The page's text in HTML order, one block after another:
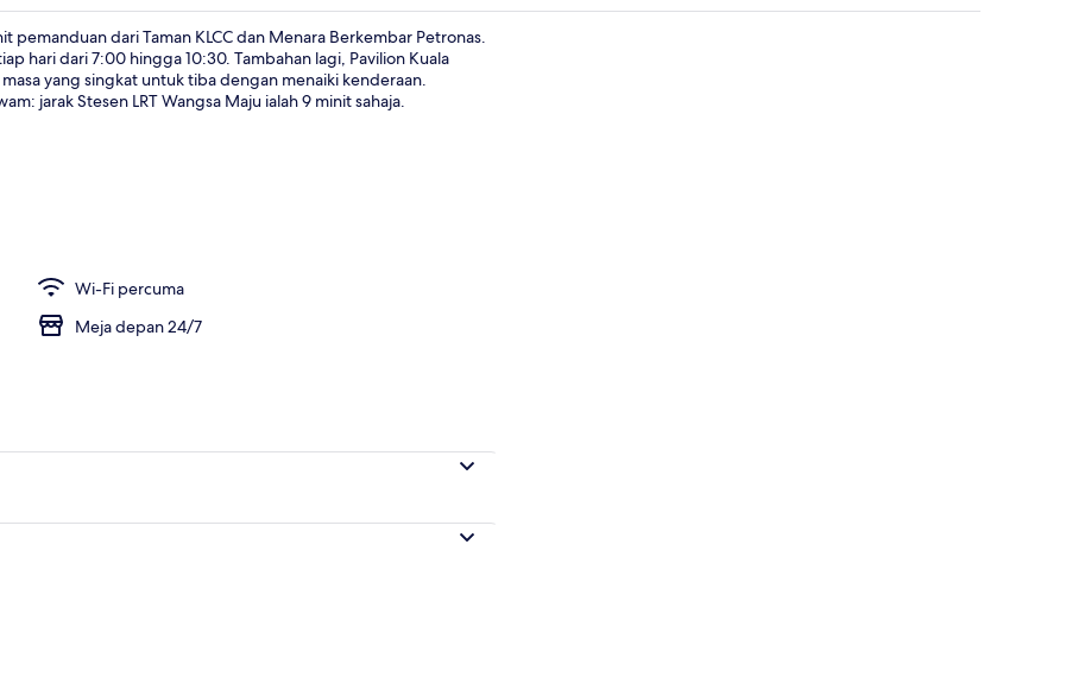
dari Taman KLCC dan Menara Berkembar Petronas.
hari dari 7:00 hingga 10:30. Tambahan lagi, Pavilion Kuala
yang singkat untuk tiba dengan menaiki kenderaan.
jarak Stesen LRT Wangsa Maju ialah 9 minit sahaja.
Wi-Fi percuma
Meja depan 24/7